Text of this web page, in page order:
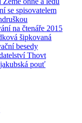
se spisovatelem
na čtenáře 2015
šipkovaná
besedy
Thovt
pouť